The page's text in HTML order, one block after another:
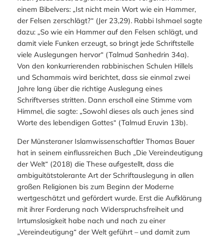
einem Bibelvers: „Ist nicht mein Wort wie ein Hammer,
der Felsen zerschlägt?“ (Jer 23,29). Rabbi Ishmael sagte
dazu: „So wie ein Hammer auf den Felsen schlägt, und
damit viele Funken erzeugt, so bringt jede Schriftstelle
viele Auslegungen hervor“ (Talmud Sanhedrin 34a).
Von den konkurrierenden rabbinischen Schulen Hillels
und Schammais wird berichtet, dass sie einmal zwei
Jahre lang über die richtige Auslegung eines
Schriftverses stritten. Dann erscholl eine Stimme vom
Himmel, die sagte: „Sowohl dieses als auch jenes sind
Worte des lebendigen Gottes“ (Talmud Eruvin 13b).
Der Münsteraner Islamwissenschaftler Thomas Bauer
hat in seinem einflussreichen Buch „Die Vereindeutigung
der Welt“ (2018) die These aufgestellt, dass die
ambiguitätstolerante Art der Schriftauslegung in allen
großen Religionen bis zum Beginn der Moderne
wertgeschätzt und gefördert wurde. Erst die Aufklärung
mit ihrer Forderung nach Widerspruchsfreiheit und
Irrtumslosigkeit habe nach und nach zu einer
„Vereindeutigung“ der Welt geführt – und damit zum